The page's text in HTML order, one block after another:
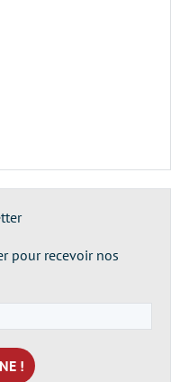
pour recevoir nos